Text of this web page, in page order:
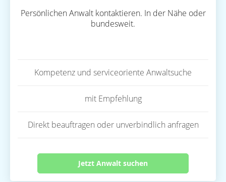
Persönlichen Anwalt kontaktieren. In der Nähe oder
bundesweit.
Kompetenz und serviceoriente Anwaltsuche
mit Empfehlung
Direkt beauftragen oder unverbindlich anfragen
Jetzt Anwalt suchen